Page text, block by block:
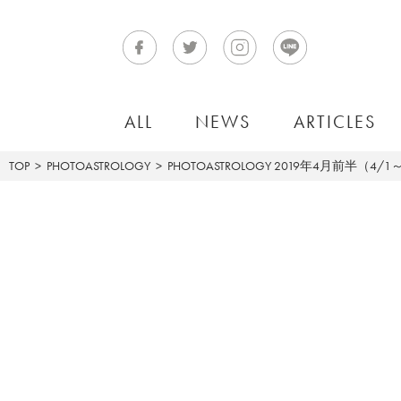
ALL NEWS ARTICLES
TOP PHOTOASTROLOGY PHOTOASTROLOGY 2019年4月前半（4/1